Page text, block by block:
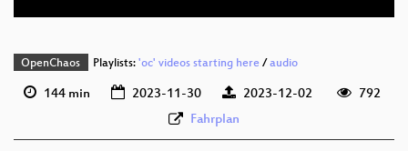
OpenChaos Playlists: 'oc' videos starting here/audio
144 min 2023-11-30 2023-12-02
792
Fahrplan